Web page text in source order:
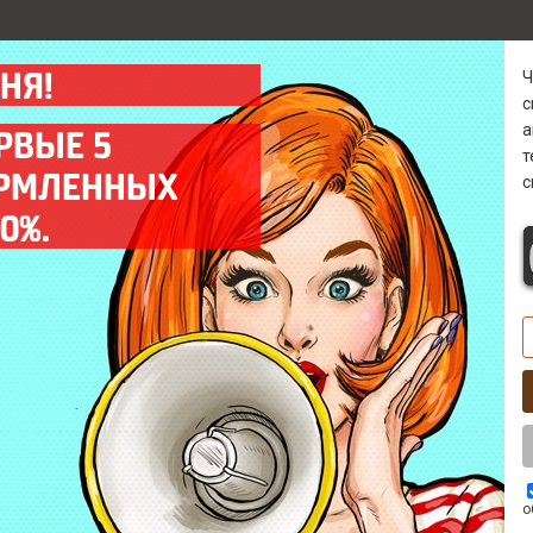
Гарантия
Предоставляем гарантию
на все выполненные
работы до 12 мес.
Диагностика 0 р
Бесплатно* выявим
причину поломки в
кратчайшие сроки.
Выезд мастера
Оперативный выезд
мастера на объект
заказчика в день заказа.
Комплектующие
Используем только
качественные запчасти
ААА класса.
5